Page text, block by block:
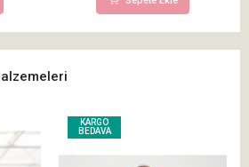
KARGO
BEDAVA